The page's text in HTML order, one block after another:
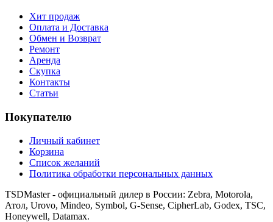
Хит продаж
Оплата и Доставка
Обмен и Возврат
Ремонт
Аренда
Скупка
Контакты
Статьи
Покупателю
Личный кабинет
Корзина
Список желаний
Политика обработки персональных данных
TSDMaster - официальный дилер в России: Zebra, Motorola,
Атол, Urovo, Mindeo, Symbol, G-Sense, CipherLab, Godex, TSC,
Honeywell, Datamax.